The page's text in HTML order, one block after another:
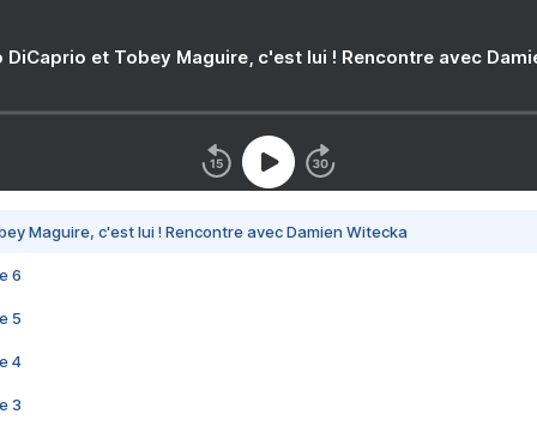
DiCaprio et Tobey Maguire, c'est lui ! Rencontre avec
Maguire, c'est lui ! Rencontre avec Damien Witecka
6
5
4
3